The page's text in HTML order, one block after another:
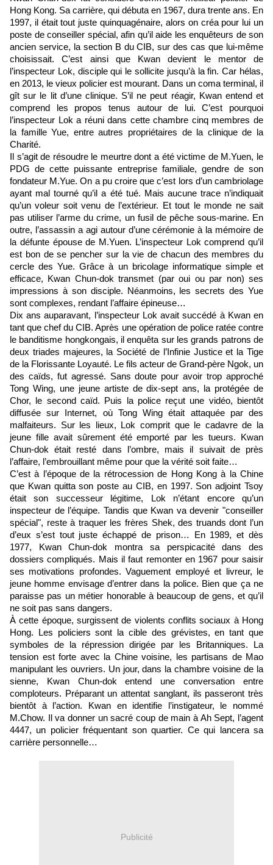
Hong Kong. Sa carrière, qui débuta en 1967, dura trente ans. En
1997, il était tout juste quinquagénaire, alors on créa pour lui un
poste de conseiller spécial, afin qu’il aide les enquêteurs de son
ancien service, la section B du CIB, sur des cas que lui-même
choisissait. C’est ainsi que Kwan devient le mentor de
l’inspecteur Lok, disciple qui le sollicite jusqu’à la fin. Car hélas,
en 2013, le vieux policier est mourant. Dans un coma terminal, il
gît sur le lit d’une clinique. S’il ne peut réagir, Kwan entend et
comprend les propos tenus autour de lui. C’est pourquoi
l’inspecteur Lok a réuni dans cette chambre cinq membres de
la famille Yue, entre autres propriétaires de la clinique de la
Charité.
Il s’agit de résoudre le meurtre dont a été victime de M.Yuen, le
PDG de cette puissante entreprise familiale, gendre de son
fondateur M.Yue. On a pu croire que c’est lors d’un cambriolage
ayant mal tourné qu’il a été tué. Mais aucune trace n’indiquait
qu’un voleur soit venu de l’extérieur. Et tout le monde ne sait
pas utiliser l’arme du crime, un fusil de pêche sous-marine. En
outre, l’assassin a agi autour d’une cérémonie à la mémoire de
la défunte épouse de M.Yuen. L’inspecteur Lok comprend qu’il
est bon de se pencher sur la vie de chacun des membres du
cercle des Yue. Grâce à un bricolage informatique simple et
efficace, Kwan Chun-dok transmet (par oui ou par non) ses
impressions à son disciple. Néanmoins, les secrets des Yue
sont complexes, rendant l’affaire épineuse…
Dix ans auparavant, l’inspecteur Lok avait succédé à Kwan en
tant que chef du CIB. Après une opération de police ratée contre
le banditisme hongkongais, il enquêta sur les grands patrons de
deux triades majeures, la Société de l’Infinie Justice et la Tige
de la Florissante Loyauté. Le fils acteur de Grand-père Ngok, un
des caïds, fut agressé. Sans doute pour avoir trop approché
Tong Wing, une jeune artiste de dix-sept ans, la protégée de
Chor, le second caïd. Puis la police reçut une vidéo, bientôt
diffusée sur Internet, où Tong Wing était attaquée par des
malfaiteurs. Sur les lieux, Lok comprit que le cadavre de la
jeune fille avait sûrement été emporté par les tueurs. Kwan
Chun-dok était resté dans l’ombre, mais il suivait de près
l’affaire, l’embrouillant même pour que la vérité soit faite…
C’est à l’époque de la rétrocession de Hong Kong à la Chine
que Kwan quitta son poste au CIB, en 1997. Son adjoint Tsoy
était son successeur légitime, Lok n’étant encore qu’un
inspecteur de l’équipe. Tandis que Kwan va devenir "conseiller
spécial", reste à traquer les frères Shek, des truands dont l’un
d’eux s’est tout juste échappé de prison… En 1989, et dès
1977, Kwan Chun-dok montra sa perspicacité dans des
dossiers compliqués. Mais il faut remonter en 1967 pour saisir
ses motivations profondes. Vaguement employé et livreur, le
jeune homme envisage d’entrer dans la police. Bien que ça ne
paraisse pas un métier honorable à beaucoup de gens, et qu’il
ne soit pas sans dangers.
À cette époque, surgissent de violents conflits sociaux à Hong
Hong. Les policiers sont la cible des grévistes, en tant que
symboles de la répression dirigée par les Britanniques. La
tension est forte avec la Chine voisine, les partisans de Mao
manipulant les ouvriers. Un jour, dans la chambre voisine de la
sienne, Kwan Chun-dok entend une conversation entre
comploteurs. Préparant un attentat sanglant, ils passeront très
bientôt à l’action. Kwan en identifie l’instigateur, le nommé
M.Chow. Il va donner un sacré coup de main à Ah Sept, l’agent
4447, un policier fréquentant son quartier. Ce qui lancera sa
carrière personnelle…
Publicité